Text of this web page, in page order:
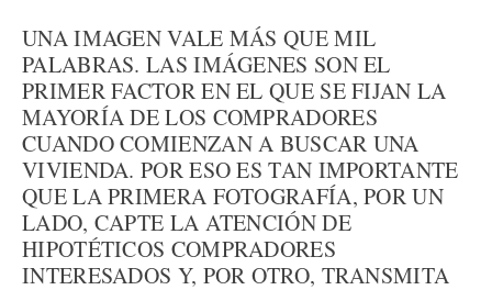
UNA IMAGEN VALE MÁS QUE MIL
PALABRAS. LAS IMÁGENES SON EL
PRIMER FACTOR EN EL QUE SE FIJAN LA
MAYORÍA DE LOS COMPRADORES
CUANDO COMIENZAN A BUSCAR UNA
VIVIENDA. POR ESO ES TAN IMPORTANTE
QUE LA PRIMERA FOTOGRAFÍA, POR UN
LADO, CAPTE LA ATENCIÓN DE
HIPOTÉTICOS COMPRADORES
INTERESADOS Y, POR OTRO, TRANSMITA